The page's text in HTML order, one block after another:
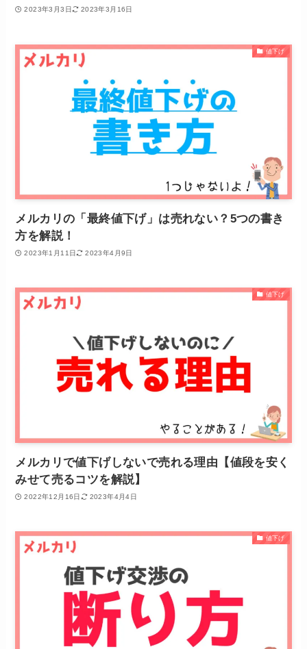
2023年3月3日 2023年3月16日
値下げ
メルカリの「最終値下げ」は売れない？5つの書き
方を解説！
2023年1月11日 2023年4月9日
値下げ
メルカリで値下げしないで売れる理由【値段を安く
みせて売るコツを解説】
2022年12月16日 2023年4月4日
値下げ